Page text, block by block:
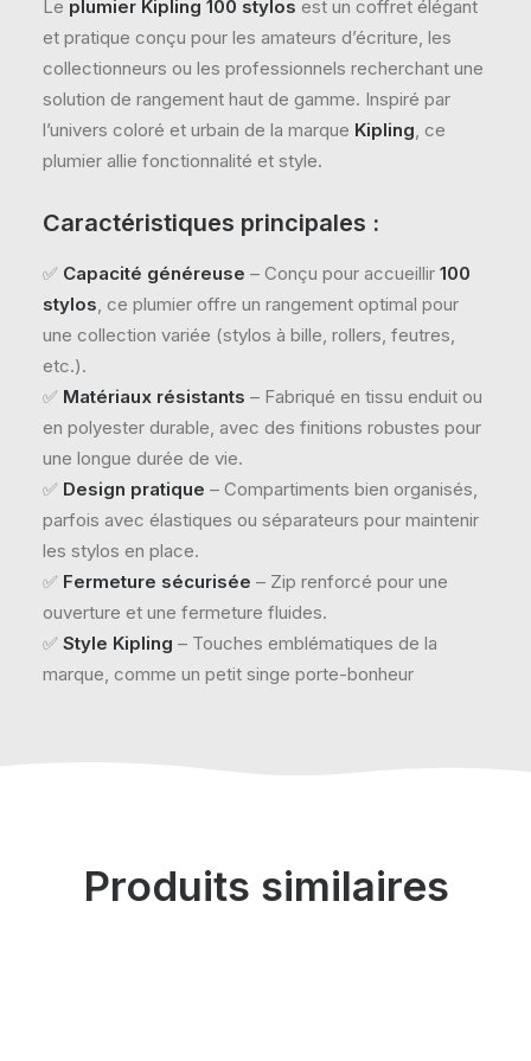
Le plumier Kipling 100 stylos est un coffret élégant
et pratique conçu pour les amateurs d’écriture, les
collectionneurs ou les professionnels recherchant une
solution de rangement haut de gamme. Inspiré par
l’univers coloré et urbain de la marque Kipling, ce
plumier allie fonctionnalité et style.
Caractéristiques principales :
✅ Capacité généreuse – Conçu pour accueillir 100
stylos, ce plumier offre un rangement optimal pour
une collection variée (stylos à bille, rollers, feutres,
etc.).
✅ Matériaux résistants – Fabriqué en tissu enduit ou
en polyester durable, avec des finitions robustes pour
une longue durée de vie.
✅ Design pratique – Compartiments bien organisés,
parfois avec élastiques ou séparateurs pour maintenir
les stylos en place.
✅ Fermeture sécurisée – Zip renforcé pour une
ouverture et une fermeture fluides.
✅ Style Kipling – Touches emblématiques de la
marque, comme un petit singe porte-bonheur
Produits similaires